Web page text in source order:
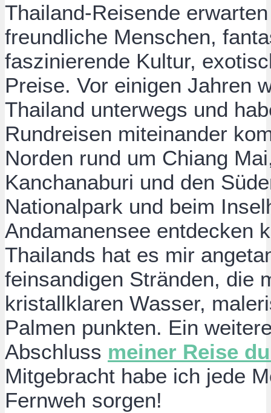
Thailand-Reisende
freundliche Menschen,
faszinierende Kultur,
Preise. Vor einigen Jahren
Thailand unterwegs und
Rundreisen miteinander
Norden rund um Chiang
Kanchanaburi und den
Nationalpark und beim
Andamanensee entdecken
Thailands hat es mir
feinsandigen Stränden, die
kristallklaren Wasser,
Palmen punkten. Ein
Abschluss meiner Reise
Mitgebracht habe ich jede
Fernweh sorgen!